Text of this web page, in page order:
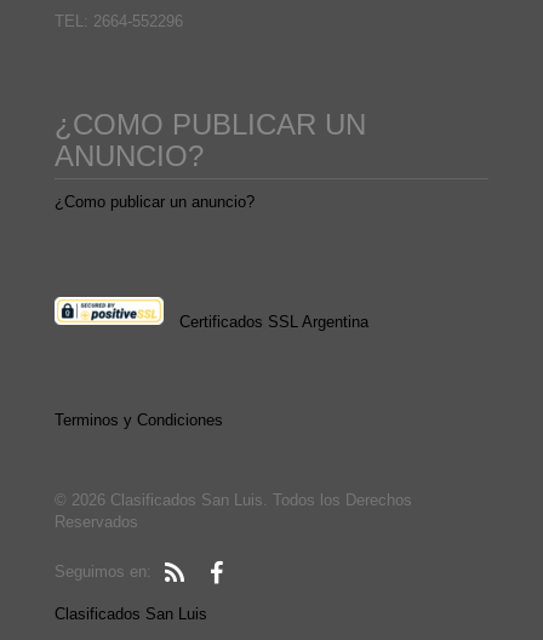
TEL: 2664-552296
¿COMO PUBLICAR UN
ANUNCIO?
¿Como publicar un anuncio?
Certificados SSL Argentina
Terminos y Condiciones
© 2026 Clasificados San Luis. Todos los Derechos
Reservados
Seguimos en:
Clasificados San Luis